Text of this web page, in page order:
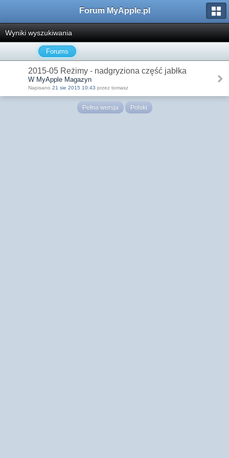
Forum MyApple.pl
Wyniki wyszukiwania
Forums
2015-05 Reżimy - nadgryziona część jabłka
W MyApple Magazyn
Napisano 21 sie 2015 10:43 przez tomasz
Pełna wersja Polski